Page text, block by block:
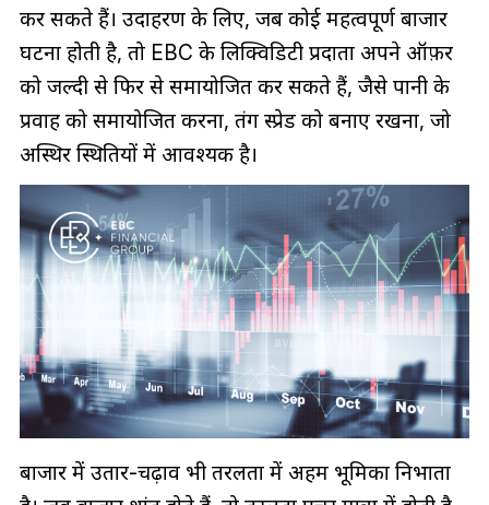
कर सकते हैं। उदाहरण के लिए, जब कोई महत्वपूर्ण बाजार
घटना होती है, तो EBC के लिक्विडिटी प्रदाता अपने ऑफ़र
को जल्दी से फिर से समायोजित कर सकते हैं, जैसे पानी के
प्रवाह को समायोजित करना, तंग स्प्रेड को बनाए रखना, जो
अस्थिर स्थितियों में आवश्यक है।
बाजार में उतार-चढ़ाव भी तरलता में अहम भूमिका निभाता